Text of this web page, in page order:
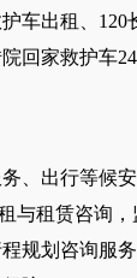
车出租、120
回家救护车24
、出行等候
与租赁咨询
规划咨询服务